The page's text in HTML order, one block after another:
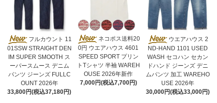
フルカウント 11
01SSW STRAIGHT DEN
IM SUPER SMOOTH ス
ーパースムース デニム
パンツ ジーンズ FULLC
OUNT 2026年
33,800円(税込37,180円)
ネコポス送料20
0円 ウエアハウス 4601
SPEED SPORT プリン
トTシャツ 半袖 WAREH
OUSE 2026年新作
7,000円(税込7,700円)
ウエアハウス 2
ND-HAND 1101 USED
WASH セコハン セカン
ドハンド ジーンズ デニ
ムパンツ 加工 WAREHO
USE 2026年
30,000円(税込33,000円)